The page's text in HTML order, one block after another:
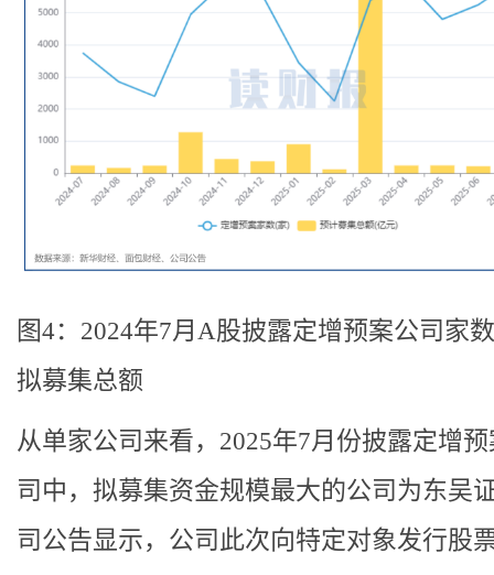
图4：2024年7月A股披露定增预案公司家
拟募集总额
从单家公司来看，2025年7月份披露定增
司中，拟募集资金规模最大的公司为东吴
司公告显示，公司此次向特定对象发行股